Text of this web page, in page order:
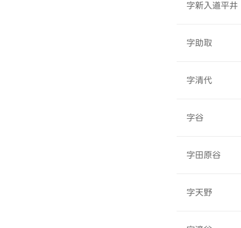
字新入道平井
字助取
字清代
字谷
字田原谷
字天野